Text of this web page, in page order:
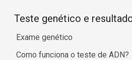
Teste genético e
Exame genético
Como funciona o teste de ADN?